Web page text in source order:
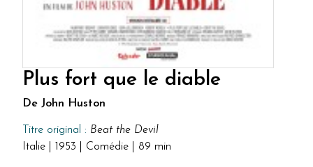
Plus fort que le diable
De John Huston
Titre original : Beat the Devil
Italie | 1953 | Comédie | 89 min